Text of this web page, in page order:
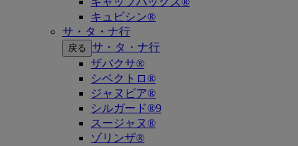
キュビシン®
サ・タ・ナ行
戻る サ・タ・ナ行
ザバクサ®
シベクトロ®
ジャヌビア®
シルガード®9
スージャヌ®
ゾリンザ®